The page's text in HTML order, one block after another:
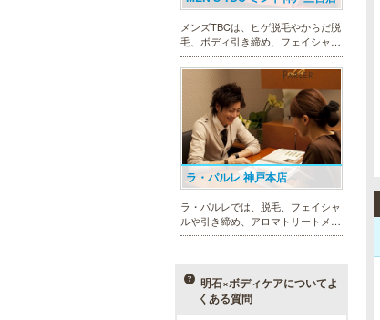
メンズTBCは、ヒゲ脱毛やからだ脱
毛、ボディ引き締め、フェイシャル
等、清潔感を保ちたい方や、お手入
れを楽に済ませたい方を全力でサポ
ート致します。各種体験コースもご
用意し、お待ちしております。
ラ・パルレ 神戸本店
ラ・パルレでは、脱毛、フェイシャ
ルや引き締め、アロマトリートメン
ト、本格的なダイエットコース等、
回限定体験コースも多数取り揃えて
おります。
明石×ボディケアについてよ
くある質問